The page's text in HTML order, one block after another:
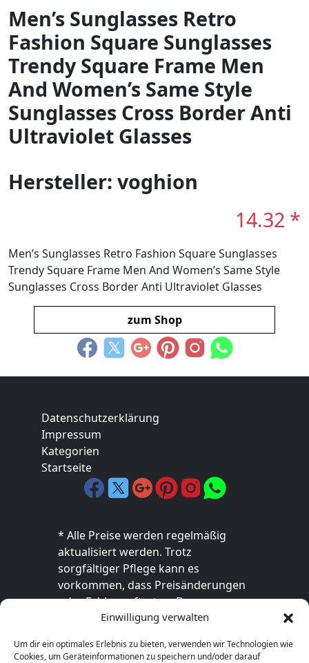
Einwilligung verwalten
Um dir ein optimales Erlebnis zu bieten, verwenden wir Technologien wie
Cookies, um Geräteinformationen zu speichern und/oder darauf
Men’s Sunglasses Retro
Fashion Square Sunglasses
Trendy Square Frame Men
And Women’s Same Style
Sunglasses Cross Border Anti
Ultraviolet Glasses
Hersteller: voghion
14.32 *
Men’s Sunglasses Retro Fashion Square Sunglasses
Trendy Square Frame Men And Women’s Same Style
Sunglasses Cross Border Anti Ultraviolet Glasses
zum Shop
Datenschutzerklärung
Impressum
Kategorien
Startseite
* Alle Preise werden regelmäßig
aktualisiert werden. Trotz
sorgfältiger Pflege kann es
vorkommen, dass Preisänderungen
oder Fehler auftreten. Der
endgültige Preis sowie die
ausschließlich im jeweiligen Online-